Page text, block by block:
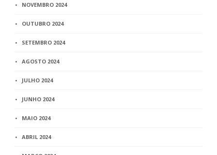
NOVEMBRO 2024
OUTUBRO 2024
SETEMBRO 2024
AGOSTO 2024
JULHO 2024
JUNHO 2024
MAIO 2024
ABRIL 2024